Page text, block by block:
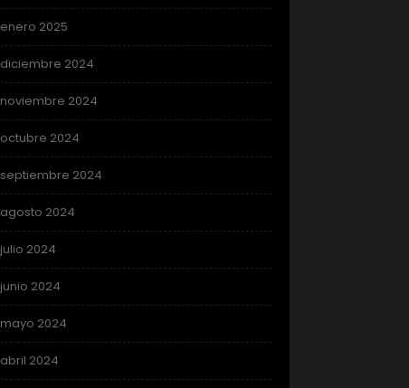
enero 2025
diciembre 2024
noviembre 2024
octubre 2024
septiembre 2024
agosto 2024
julio 2024
junio 2024
mayo 2024
abril 2024